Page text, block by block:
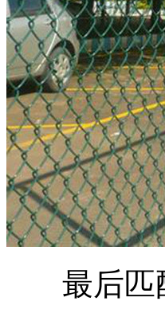
最后匹配